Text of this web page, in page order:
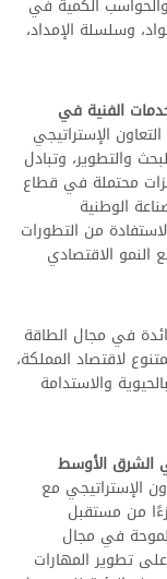
الكمية في
وسلسلة الإمداد،
الفنية في
الإستراتيجي
والتطوير، وتبادل
محتملة في قطاع
الوطنية
من التطورات
الاقتصادي
في مجال الطاقة
لاقتصاد المملكة،
والاستدامة
الشرق الأوسط
الإستراتيجي مع
من مستقبل
في مجال
تطوير المهارات